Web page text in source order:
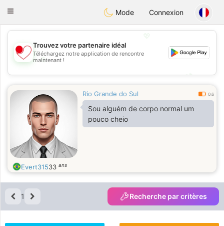
日本Chat
Toggle
Mode Connexion
💖
💕
Trouvez votre partenaire idéal
Téléchargez notre application de rencontre
maintenant !
Rio Grande do Sul 0.6
Sou alguém de corpo normal um
pouco cheio
Evert31533 ans
1 Recherche par critères